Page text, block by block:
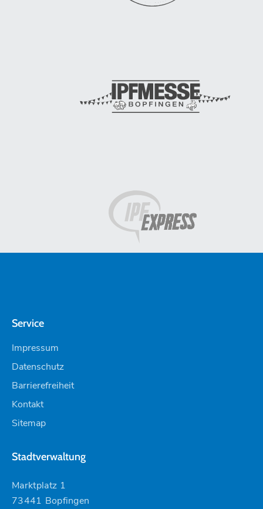
Service
Impressum
Datenschutz
Barrierefreiheit
Kontakt
Sitemap
Stadtverwaltung
Marktplatz 1
73441 Bopfingen